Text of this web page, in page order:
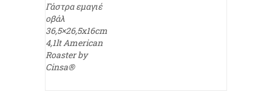
Γάστρα εμαγιέ
οβάλ
36,5×26,5x16cm
4,1lt American
Roaster by
Cinsa®